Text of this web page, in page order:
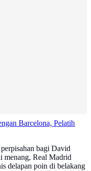
Barcelona, Pelatih
bagi David
menang, Real Madrid
delapan poin di belakang